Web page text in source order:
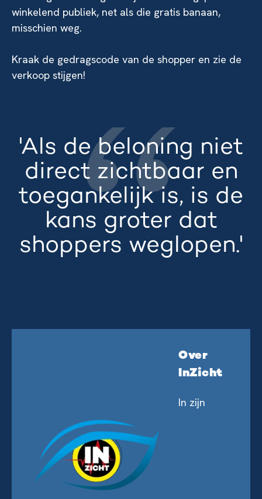
winkelend publiek, net als die gratis banaan,
misschien weg.
Kraak de gedragscode van de shopper en zie de
verkoop stijgen!
'Als de beloning niet
direct zichtbaar en
toegankelijk is, is de
kans groter dat
shoppers weglopen.'
Over
InZicht
In zijn